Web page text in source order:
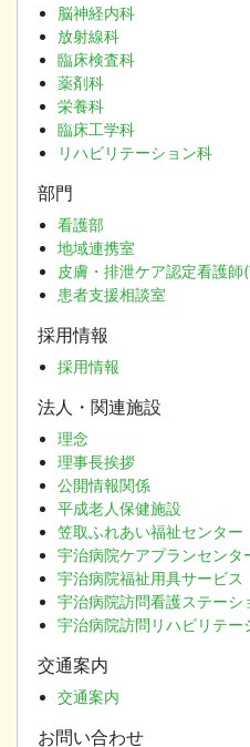
脳神経内科
放射線科
臨床検査科
薬剤科
栄養科
臨床工学科
リハビリテーション科
部門
看護部
地域連携室
皮膚・排泄ケア認定看護
患者支援相談室
採用情報
採用情報
法人・関連施設
理念
理事長挨拶
公開情報関係
平成老人保健施設
笠取ふれあい福祉センター
宇治病院ケアプランセンタ
宇治病院福祉用具サービス
宇治病院訪問看護ステーシ
宇治病院訪問リハビリテー
交通案内
交通案内
お問い合わせ